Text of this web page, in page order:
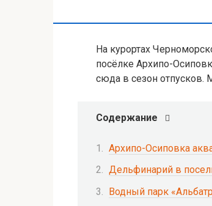
На курортах
посёлке Архипо-
сюда в сезон отпусков.
Содержание
Архипо-Осиповка
Дельфинарий в
Водный парк